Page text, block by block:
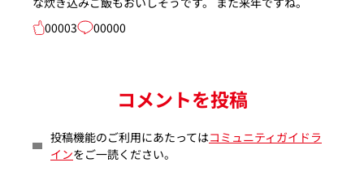
00003
00000
コメントを投稿
投稿機能のご利用にあたってはコミュニティガイドラ
インをご一読ください。